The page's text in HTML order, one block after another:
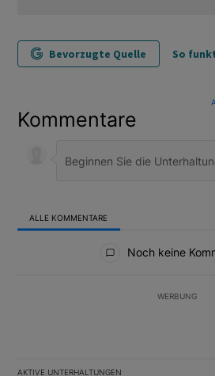
Bevorzugte Quelle So
Kommentare
ALLE KOMMENTARE
Noch keine
WERBUNG
AKTIVE UNTERHALTUNGEN